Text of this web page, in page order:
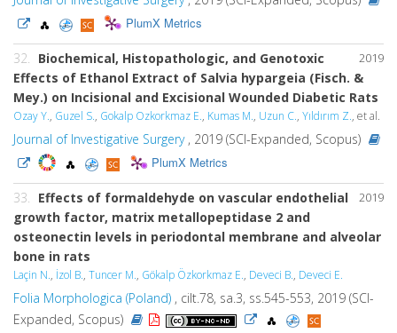
PlumX Metrics
2019
32. Biochemical, Histopathologic, and Genotoxic
Effects of Ethanol Extract of Salvia hypargeia (Fisch. &
Mey.) on Incisional and Excisional Wounded Diabetic Rats
Ozay Y., Guzel S., Gokalp Ozkorkmaz E., Kumas M., Uzun C., Yıldırım Z., et al.
Journal of Investigative Surgery, 2019 (SCI-Expanded, Scopus)
PlumX Metrics
2019
33. Effects of formaldehyde on vascular endothelial
growth factor, matrix metallopeptidase 2 and
osteonectin levels in periodontal membrane and alveolar
bone in rats
Laçin N., İzol B., Tuncer M., Gökalp Özkorkmaz E., Deveci B., Deveci E.
Folia Morphologica (Poland) , cilt.78, sa.3, ss.545-553, 2019 (SCI-
Expanded, Scopus)